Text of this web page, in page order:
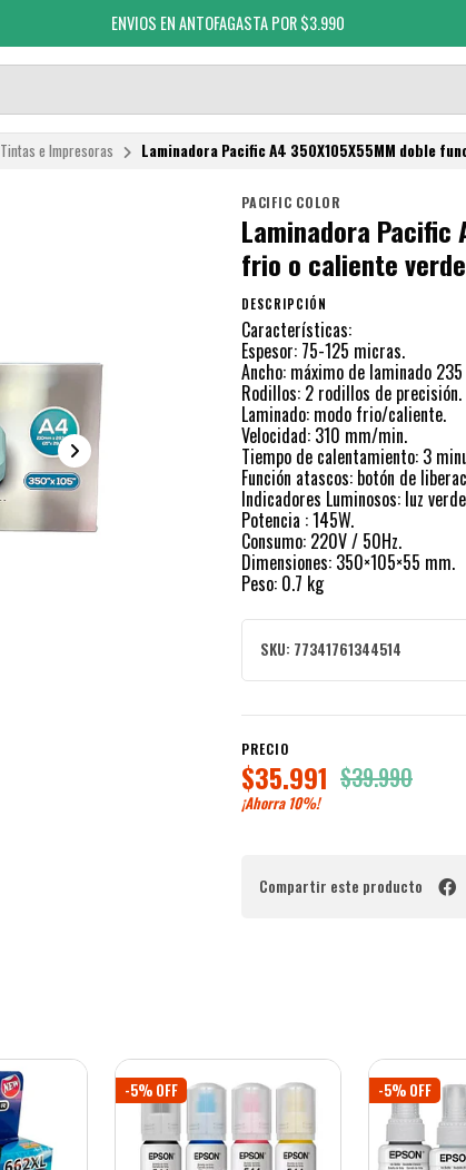
ENVIOS EN ANTOFAGASTA POR $3.990
Tintas e Impresoras Laminadora Pacific A4 350X105X55MM doble
PACIFIC COLOR
Laminadora Pacific
frio o caliente verde
DESCRIPCIÓN
Características:
Espesor: 75-125 micras.
Ancho: máximo de laminado
Rodillos: 2 rodillos de precisión.
Laminado: modo frio/caliente.
Velocidad: 310 mm/min.
Tiempo de calentamiento: 3
Función atascos: botón de
Indicadores Luminosos: luz
Potencia : 145W.
Consumo: 220V / 50Hz.
Dimensiones: 350×105×55 mm.
Peso: 0.7 kg
SKU: 77341761344514
PRECIO
$35.991 $39.990
¡Ahorra 10%!
Compartir este producto
-5% OFF -5% OFF